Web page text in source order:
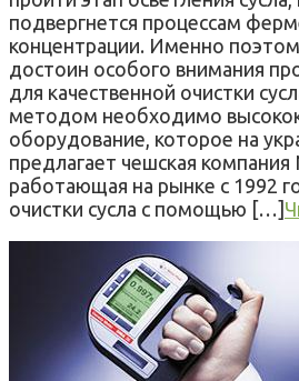
подвергнется процессам
концентрации. Именно
достоин особого внимания
для качественной очистки
методом необходимо
оборудование, которое на
предлагает чешская компания
работающая на рынке с 1992
очистки сусла с помощью […]